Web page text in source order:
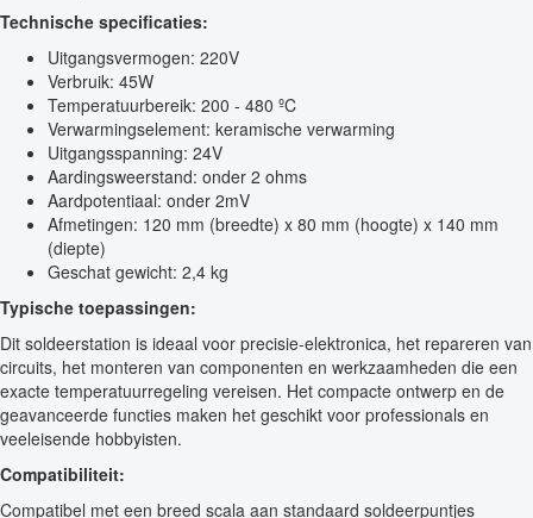
Technische specificaties:
Uitgangsvermogen: 220V
Verbruik: 45W
Temperatuurbereik: 200 - 480 ºC
Verwarmingselement: keramische verwarming
Uitgangsspanning: 24V
Aardingsweerstand: onder 2 ohms
Aardpotentiaal: onder 2mV
Afmetingen: 120 mm (breedte) x 80 mm (hoogte) x 140 mm
(diepte)
Geschat gewicht: 2,4 kg
Typische toepassingen:
Dit soldeerstation is ideaal voor precisie-elektronica, het repareren van
circuits, het monteren van componenten en werkzaamheden die een
exacte temperatuurregeling vereisen. Het compacte ontwerp en de
geavanceerde functies maken het geschikt voor professionals en
veeleisende hobbyisten.
Compatibiliteit:
Compatibel met een breed scala aan standaard soldeerpuntjes